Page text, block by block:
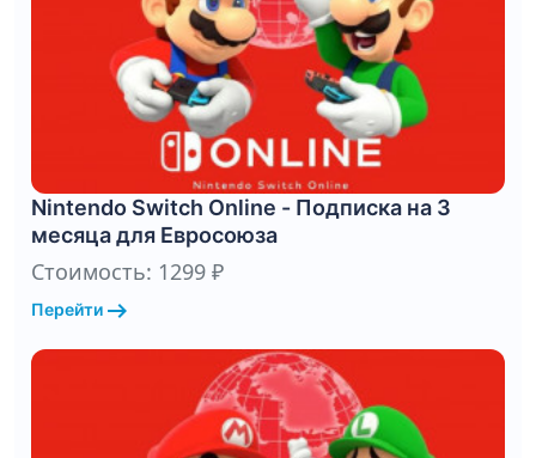
Nintendo Switch Online - Подписка на 3
месяца для Евросоюза
Стоимость: 1299 ₽
Перейти arrow_right_alt